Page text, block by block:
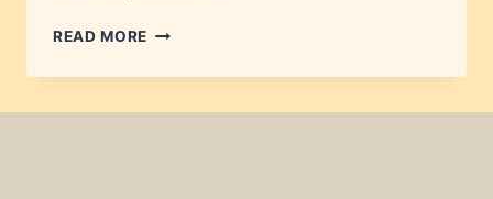
READ MORE AHLI